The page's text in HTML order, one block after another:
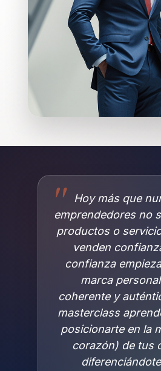
Hoy más que
emprendedores no
productos o
venden
confianza
marca
coherente y
masterclass
posicionarte en la
corazón) de tus